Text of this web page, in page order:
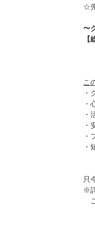
☆
〜
こ
・
・
・
・
・
・
只
※